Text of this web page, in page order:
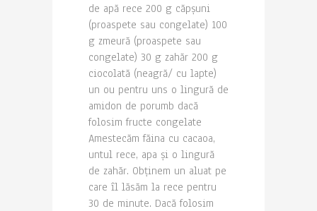
de apă rece 200 g căpșuni
(proaspete sau congelate) 100
g zmeură (proaspete sau
congelate) 30 g zahăr 200 g
ciocolată (neagră/ cu lapte)
un ou pentru uns o lingură de
amidon de porumb dacă
folosim fructe congelate
Amestecăm făina cu cacaoa,
untul rece, apa și o lingură
de zahăr. Obținem un aluat pe
care îl lăsăm la rece pentru
30 de minute. Dacă folosim